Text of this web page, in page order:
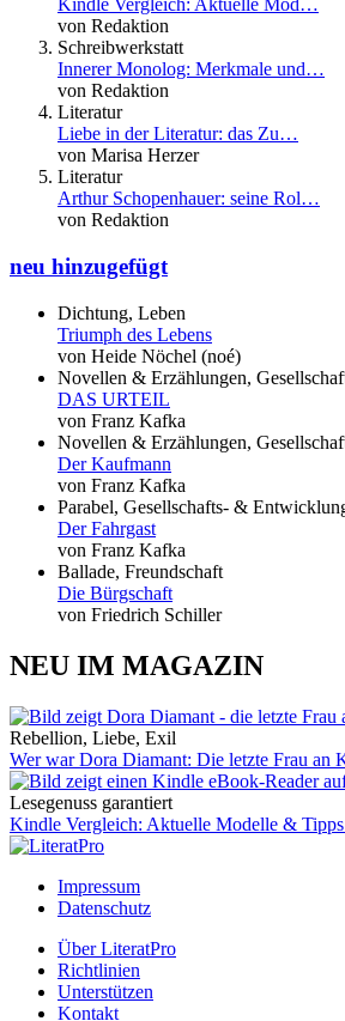
Kindle Vergleich: Aktuelle Mod…
von Redaktion
Schreibwerkstatt
Innerer Monolog: Merkmale und…
von Redaktion
Literatur
Liebe in der Literatur: das Zu…
von Marisa Herzer
Literatur
Arthur Schopenhauer: seine Rol…
von Redaktion
neu hinzugefügt
Dichtung, Leben
Triumph des Lebens
von Heide Nöchel (noé)
Novellen & Erzählungen,
DAS URTEIL
von Franz Kafka
Novellen & Erzählungen,
Der Kaufmann
von Franz Kafka
Parabel, Gesellschafts- &
Der Fahrgast
von Franz Kafka
Ballade, Freundschaft
Die Bürgschaft
von Friedrich Schiller
NEU IM MAGAZIN
Rebellion, Liebe, Exil
Wer war Dora Diamant: Die letzte Frau an
Lesegenuss garantiert
Kindle Vergleich: Aktuelle Modelle &
Impressum
Datenschutz
Über LiteratPro
Richtlinien
Unterstützen
Kontakt